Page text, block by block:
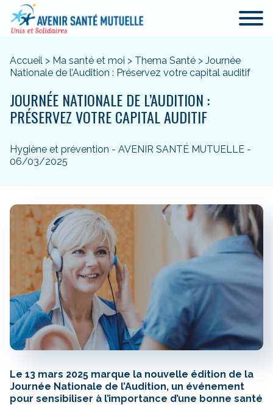
Accueil > Ma santé et moi > Thema Santé > Journée
Nationale de l’Audition : Préservez votre capital auditif
JOURNÉE NATIONALE DE L’AUDITION :
PRÉSERVEZ VOTRE CAPITAL AUDITIF
Hygiène et prévention - AVENIR SANTÉ MUTUELLE -
06/03/2025
Le 13 mars 2025 marque la nouvelle édition de la
Journée Nationale de l’Audition, un événement
pour sensibiliser à l’importance d’une bonne santé